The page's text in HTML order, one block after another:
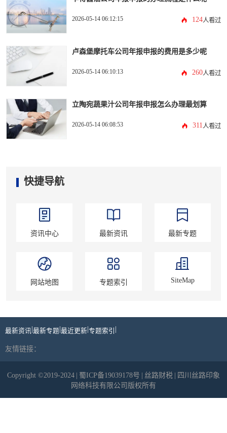
2026-05-14 06:12:15 124人看过
卢森堡摩托车公司年报申报的费用是多少呢
2026-05-14 06:10:13 260人看过
立陶宛蔬果汁公司年报申报怎么办理最划算
2026-05-14 06:08:53 311人看过
快捷导航
资讯中心 最新资讯 最新专题
网站地图 专题索引 SiteMap
最新资讯 最新专题 最近更新 专题索引
友情链接：
Copyright ©2019-2024 蜀ICP备19039178号 丝路财税
四川丝路印象
网络科技有限公司版权所有